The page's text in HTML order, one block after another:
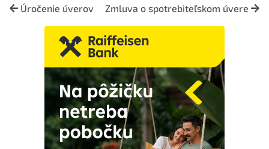
Úročenie úverov Zmluva o spotrebiteľskom úvere